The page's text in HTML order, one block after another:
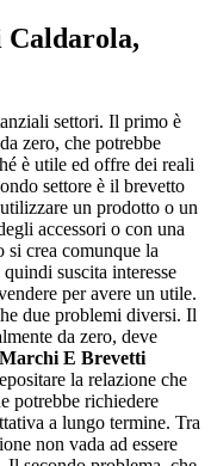
,
settori. Il primo è
zero, che potrebbe
è utile ed offre dei reali
settore è il brevetto
un prodotto o un
accessori o con una
si crea comunque la
suscita interesse
per avere un utile.
due problemi diversi. Il
da zero, deve
E Brevetti
la relazione che
potrebbe richiedere
a lungo termine. Tra
non vada ad essere